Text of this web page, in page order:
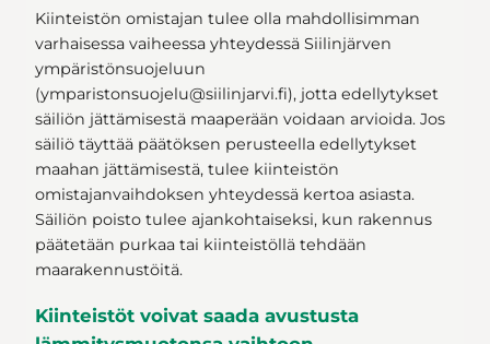
Kiinteistön omistajan tulee olla mahdollisimman
varhaisessa vaiheessa yhteydessä Siilinjärven
ympäristönsuojeluun
(ymparistonsuojelu@siilinjarvi.fi), jotta edellytykset
säiliön jättämisestä maaperään voidaan arvioida. Jos
säiliö täyttää päätöksen perusteella edellytykset
maahan jättämisestä, tulee kiinteistön
omistajanvaihdoksen yhteydessä kertoa asiasta.
Säiliön poisto tulee ajankohtaiseksi, kun rakennus
päätetään purkaa tai kiinteistöllä tehdään
maarakennustöitä.
Kiinteistöt voivat saada avustusta